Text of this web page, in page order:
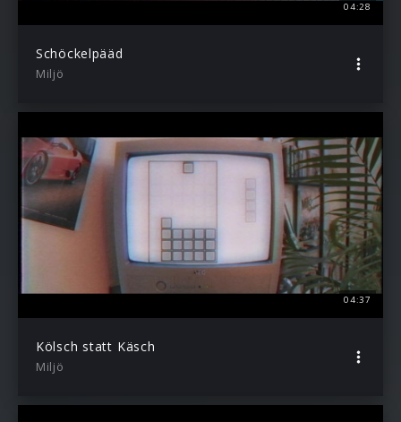
04:28
Schöckelpääd
Miljö
04:37
Kölsch statt Käsch
Miljö